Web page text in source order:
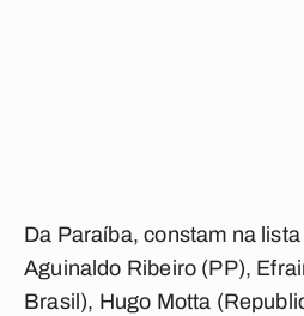
Da Paraíba, constam na
Aguinaldo Ribeiro (PP),
Brasil), Hugo Motta